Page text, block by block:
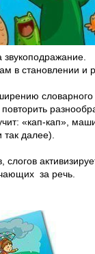
в становлении и
словарного
«кап-кап»,
так далее).
слогов
за речь.